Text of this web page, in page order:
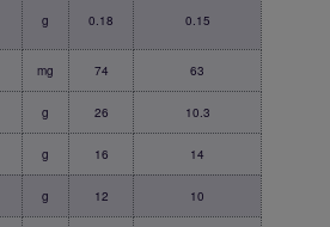
g 0.18 0.15
mg 74 63
g 26 10.3
g 16 14
g 12 10